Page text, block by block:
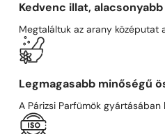
Kedvenc illat, alacsonyabb
Megtaláltuk az arany középutat
Legmagasabb minőségű
A Párizsi Parfümök